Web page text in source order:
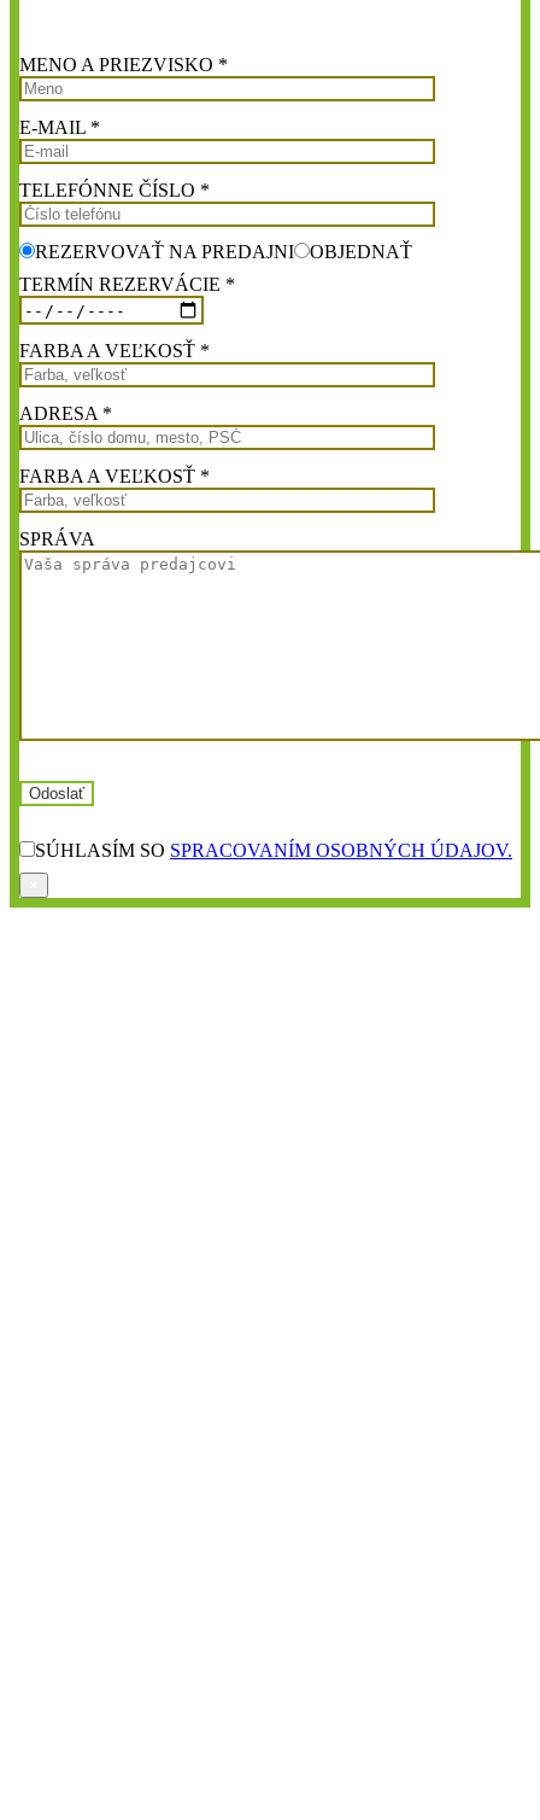
MENO A PRIEZVISKO *
E-MAIL *
TELEFÓNNE ČÍSLO *
REZERVOVAŤ NA PREDAJNI
OBJEDNAŤ
TERMÍN REZERVÁCIE *
FARBA A VEĽKOSŤ *
ADRESA *
FARBA A VEĽKOSŤ *
SPRÁVA
SÚHLASÍM SO SPRACOVANÍM OSOBNÝCH ÚDAJOV.